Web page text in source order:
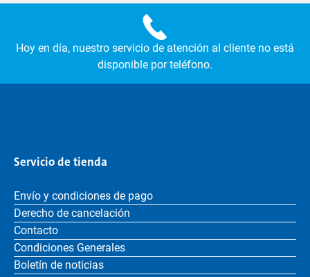
Hoy en día, nuestro servicio de atención al cliente no está
disponible por teléfono.
Servicio de tienda
Envío y condiciones de pago
Derecho de cancelación
Contacto
Condiciones Generales
Boletín de noticias